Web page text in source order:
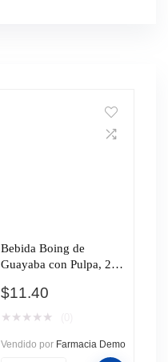
Bebida Boing de
Guayaba con Pulpa, 200
$11.40
★ ★ ★ ★ ★
Vendido por Farmacia Demo